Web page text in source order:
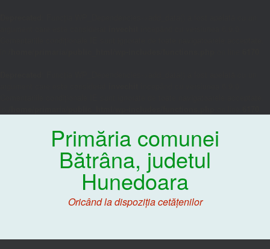
Primăria comunei
Bătrâna, judetul
Hunedoara
Oricând la dispoziția cetățenilor